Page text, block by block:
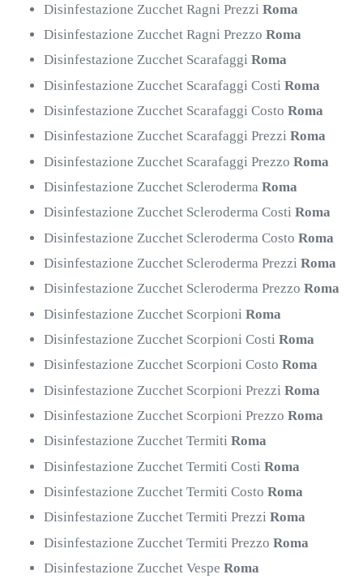
Disinfestazione Zucchet Ragni PrezziRoma
Disinfestazione Zucchet Ragni PrezzoRoma
Disinfestazione Zucchet ScarafaggiRoma
Disinfestazione Zucchet Scarafaggi CostiRoma
Disinfestazione Zucchet Scarafaggi CostoRoma
Disinfestazione Zucchet Scarafaggi PrezziRoma
Disinfestazione Zucchet Scarafaggi PrezzoRoma
Disinfestazione Zucchet SclerodermaRoma
Disinfestazione Zucchet Scleroderma CostiRoma
Disinfestazione Zucchet Scleroderma CostoRoma
Disinfestazione Zucchet Scleroderma PrezziRoma
Disinfestazione Zucchet Scleroderma PrezzoRoma
Disinfestazione Zucchet ScorpioniRoma
Disinfestazione Zucchet Scorpioni CostiRoma
Disinfestazione Zucchet Scorpioni CostoRoma
Disinfestazione Zucchet Scorpioni PrezziRoma
Disinfestazione Zucchet Scorpioni PrezzoRoma
Disinfestazione Zucchet TermitiRoma
Disinfestazione Zucchet Termiti CostiRoma
Disinfestazione Zucchet Termiti CostoRoma
Disinfestazione Zucchet Termiti PrezziRoma
Disinfestazione Zucchet Termiti PrezzoRoma
Disinfestazione Zucchet VespeRoma